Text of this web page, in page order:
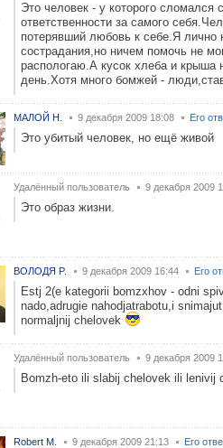
Это человек - у которого сломался
ответственности за самого
потерявший любовь к себе.Я
сострадания,но ничем помочь не
распологаю.А кусок хлеба и крыша
день.Хотя много бомжей -
МАЛОЙ Н. 9 декабря 2009 18:08 Его
Это убитый человек, но ещё живой
Удалённый пользователь 9 декабря 2009
Это образ жизни.
ВОЛОДЯ P. 9 декабря 2009 16:44 Его
Estj 2(e kategorii bomzxhov - odni
nado,adrugie nahodjatrabotu,i
normaljnij chelovek
Удалённый пользователь 9 декабря 2009
Bomzh-eto ili slabij chelovek ili lenivij
Robert M. 9 декабря 2009 21:13 Его